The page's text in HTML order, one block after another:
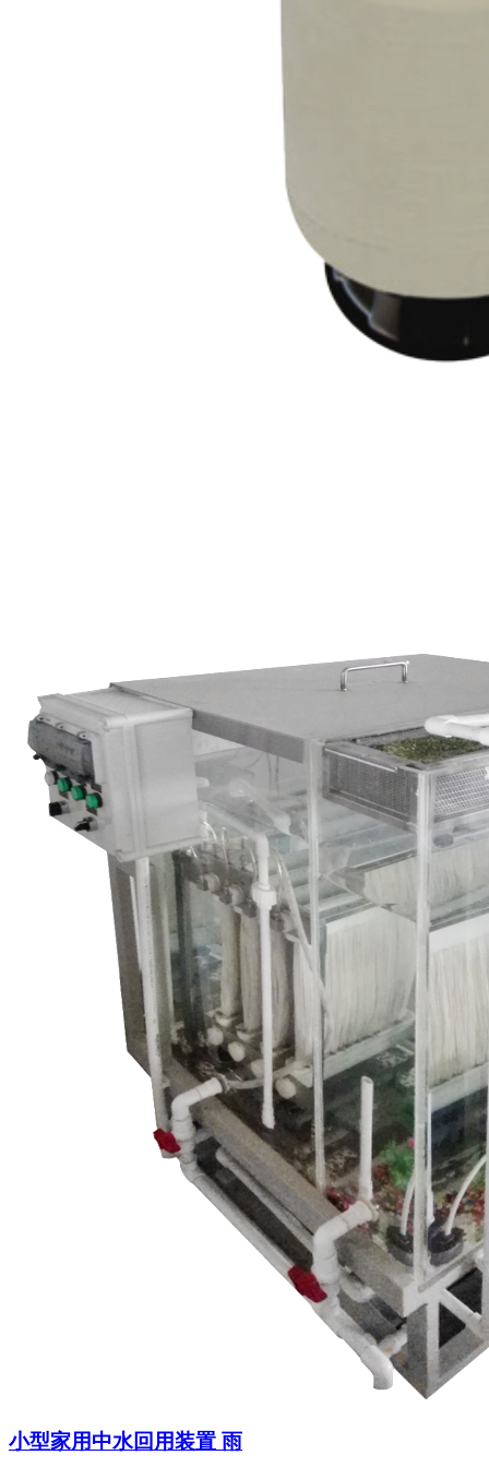
小型家用中水回用装置 雨